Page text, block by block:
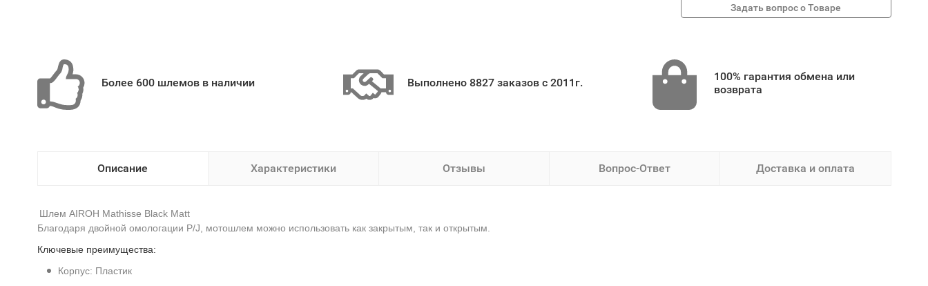
Более 600 шлемов в наличии Выполнено 8827 заказов с 2011г.
100% гарантия обмена или
возврата
Описание Характеристики Отзывы Вопрос-Ответ Доставка и оплата
Шлем AIROH Mathisse Black Matt
Благодаря двойной омологации P/J, мотошлем можно использовать как закрытым, так и открытым.
Ключевые преимущества:
Корпус: Пластик